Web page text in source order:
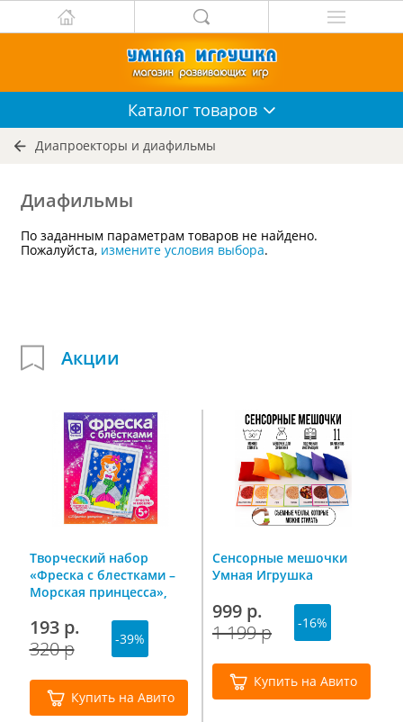
Каталог товаров
Диапроекторы и диафильмы
Диафильмы
По заданным параметрам товаров не найдено.
Пожалуйста, измените условия выбора.
Акции
Творческий набор
«Фреска с блестками –
Морская принцесса»,
193 р.
320 р
-39%
Купить на Авито
Сенсорные мешочки
Умная Игрушка
999 р.
1 199 р
-16%
Купить на Авито